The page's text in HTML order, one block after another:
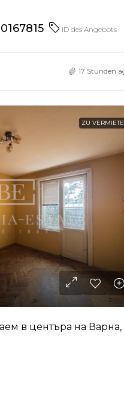
ID des Angebots
17 Stunden
ZU
в центъра на Варна,